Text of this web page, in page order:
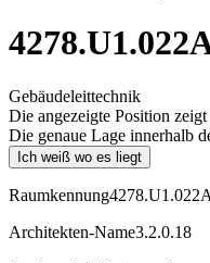
Gebäudeleittechnik
Die angezeigte Position
Die genaue Lage innerhalb
Ich weiß wo es liegt
Raumkennung4278.U1.022A
Architekten-Name3.2.0.18